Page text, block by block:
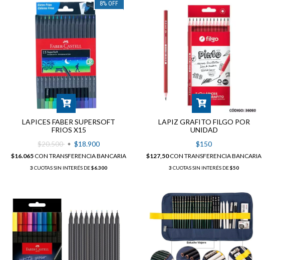
8%OFF
LAPICES FABER SUPERSOFT
FRIOS X15
$20.500
$18.900
$16.065CON TRANSFERENCIA BANCARIA
3 CUOTAS SIN INTERÉS DE$6.300
LAPIZ GRAFITO FILGO POR
UNIDAD
$150
$127,50CON TRANSFERENCIA BANCARIA
3 CUOTAS SIN INTERÉS DE$50